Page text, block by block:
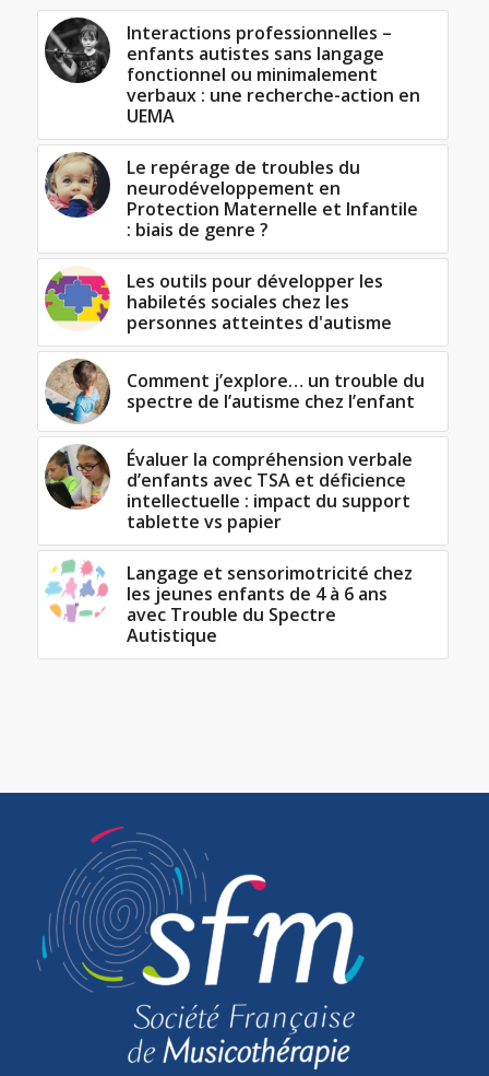
Interactions professionnelles –
enfants autistes sans langage
fonctionnel ou minimalement
verbaux : une recherche-action en
UEMA
Le repérage de troubles du
neurodéveloppement en
Protection Maternelle et Infantile
: biais de genre ?
Les outils pour développer les
habiletés sociales chez les
personnes atteintes d'autisme
Comment j’explore… un trouble du
spectre de l’autisme chez l’enfant
Évaluer la compréhension verbale
d’enfants avec TSA et déficience
intellectuelle : impact du support
tablette vs papier
Langage et sensorimotricité chez
les jeunes enfants de 4 à 6 ans
avec Trouble du Spectre
Autistique